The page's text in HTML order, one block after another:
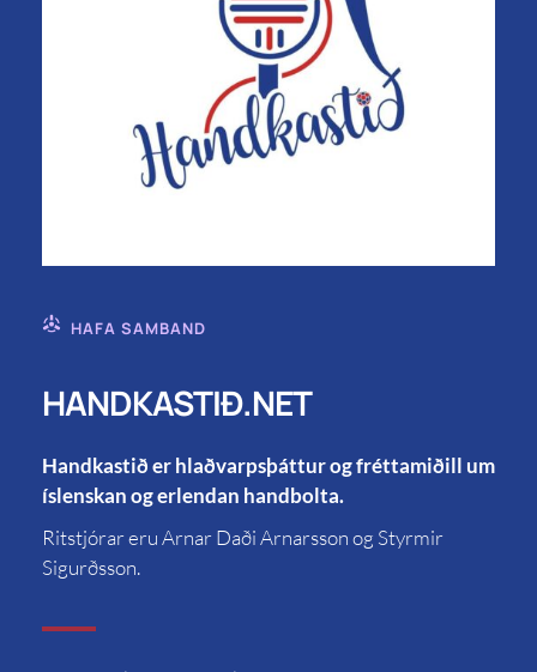
HAFA SAMBAND
HANDKASTIÐ.NET
Handkastið er hlaðvarpsþáttur og fréttamiðill um
íslenskan og erlendan handbolta.
Ritstjórar eru Arnar Daði Arnarsson og Styrmir
Sigurðsson.